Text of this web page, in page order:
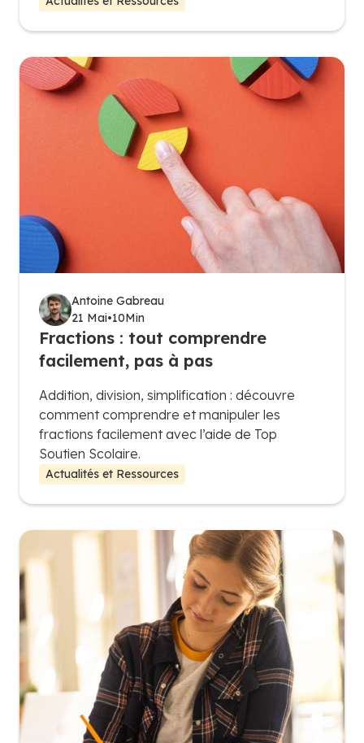
Antoine Gabreau
21 Mai•10Min
Fractions : tout comprendre
facilement, pas à pas
Addition, division, simplification : découvre
comment comprendre et manipuler les
fractions facilement avec l’aide de Top
Soutien Scolaire.
Actualités et Ressources